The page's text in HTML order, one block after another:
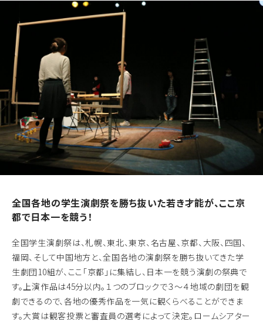
全国各地の学生演劇祭を勝ち抜いた若き才能が、ここ京
都で日本一を競う！
全国学生演劇祭は、札幌、東北、東京、名古屋、京都、大阪、四国、
福岡、そして中国地方と、全国各地の演劇祭を勝ち抜いてきた学
生劇団10組が、ここ「京都」に集結し、日本一を競う演劇の祭典で
す。上演作品は45分以内。１つのブロックで３〜４地域の劇団を観
劇できるので、各地の優秀作品を一気に観くらべることができま
す。大賞は観客投票と審査員の選考によって決定。ロームシアター